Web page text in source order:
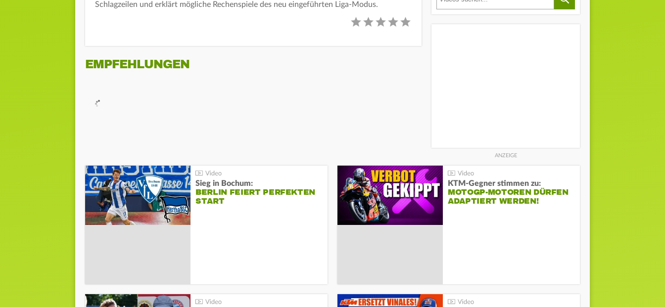
Schlagzeilen und erklärt mögliche Rechenspiele des neu eingeführten Liga-Modus.
EMPFEHLUNGEN
Sieg in Bochum:
BERLIN FEIERT PERFEKTEN
START
KTM-Gegner stimmen zu:
MOTOGP-MOTOREN DÜRFEN
ADAPTIERT WERDEN!